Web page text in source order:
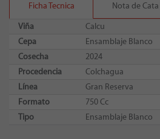
Ficha Tecnica Nota de Cata
Viña
Calcu
Cepa
Ensamblaje Blanco
Cosecha
2024
Procedencia
Colchagua
Línea
Gran Reserva
Formato
750 Cc
Tipo
Ensamblaje Blanco